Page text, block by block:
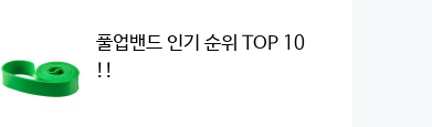
풀업밴드 인기 순위 TOP 10
!!